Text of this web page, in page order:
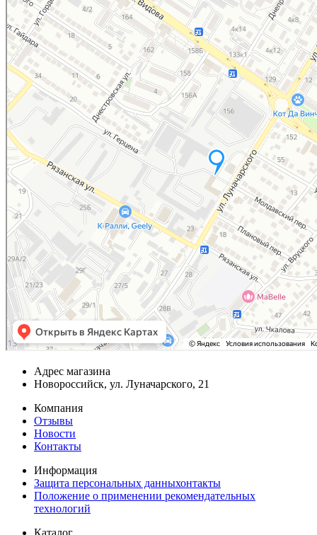
Адрес магазина
Новороссийск, ул. Луначарского, 21
Компания
Отзывы
Новости
Контакты
Информация
Защита персональных данныхонтакты
Положение о применении рекомендательных
технологий